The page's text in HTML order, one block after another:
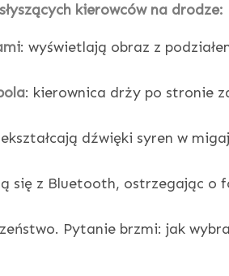
kierowców na drodze:
: wyświetlają obraz z
: kierownica drży po stronie
dźwięki syren w
się z Bluetooth, ostrzegając o
Pytanie brzmi: jak